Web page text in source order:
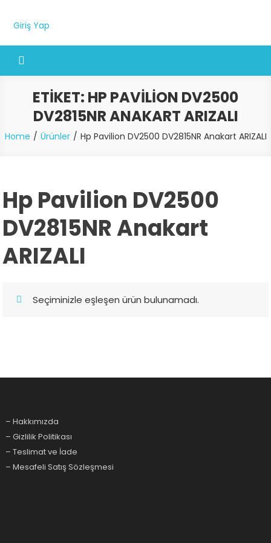
Giriş Yap
ETIKET: HP PAVILION DV2500
DV2815NR ANAKART ARIZALI
Home Ürünler Hp Pavilion DV2500 DV2815NR Anakart ARIZALI
Hp Pavilion DV2500
DV2815NR Anakart
ARIZALI
Seçiminizle eşleşen ürün bulunamadı.
– Hakkımızda
– Gizlilik Politikası
– Teslimat ve İade
– Mesafeli Satış Sözleşmesi